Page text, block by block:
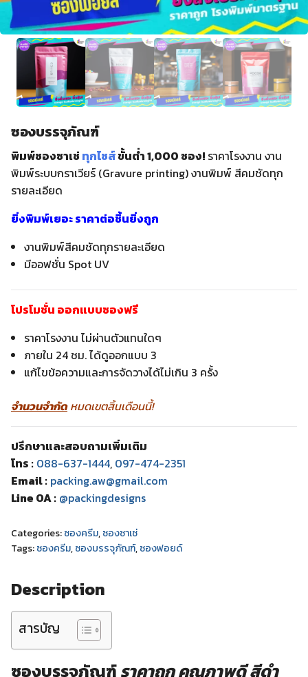
ซองบรรจุภัณฑ์
พิมพ์ซองซาเช่ ทุกไซส์ขั้นต่ำ 1,000 ซอง! ราคาโรงงาน งาน
พิมพ์ระบบกราเวียร์ (Gravure printing) งานพิมพ์ สีคมชัดทุก
รายละเอียด
ยิ่งพิมพ์เยอะ ราคาต่อชิ้นยิ่งถูก
งานพิมพ์สีคมชัดทุกรายละเอียด
มีออฟชั่น Spot UV
โปรโมชั่น ออกแบบซองฟรี
ราคาโรงงาน ไม่ผ่านตัวแทนใดๆ
ภายใน 24 ชม. ได้ดูออกแบบ 3
แก้ไขข้อความและการจัดวางได้ไม่เกิน 3 ครั้ง
จำนวนจำกัดหมดเขตสิ้นเดือนนี้!
ปรึกษาและสอบถามเพิ่มเติม
โทร : 088-637-1444, 097-474-2351
Email : packing.aw@gmail.com
Line OA : @packingdesigns
Categories:ซองครีม,ซองซาเช่
Tags:ซองครีม,ซองบรรจุภัณฑ์,ซองฟอยด์
Description
สารบัญ
ซองบรรจุภัณฑ์ราคาถูก คุณภาพดี สีดำ